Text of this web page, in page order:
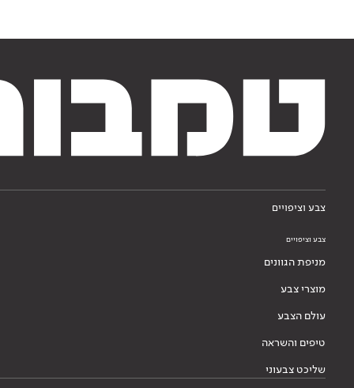
צבע וציפויים
צבע וציפויים
מניפת הגוונים
מוצרי צבע
עולם הצבע
טיפים והשראה
שליכט צבעוני